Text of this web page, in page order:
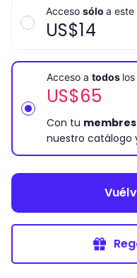
Acceso sólo a este
US$14
Acceso a todos
US$65
Con tu
nuestro catálogo